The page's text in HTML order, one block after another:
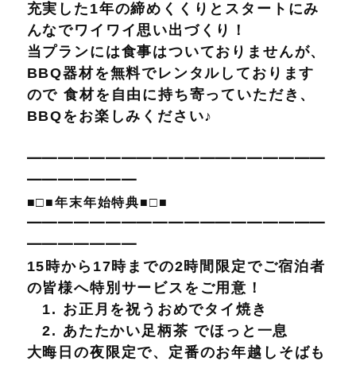
充実した1年の締めくくりとスタートにみ
んなでワイワイ思い出づくり！
当プランには食事はついておりませんが、
BBQ器材を無料でレンタルしております
ので 食材を自由に持ち寄っていただき、
BBQをお楽しみください♪
━━━━━━━━━━━━━━━━━━━
━━━━━━━
■□■年末年始特典■□■
━━━━━━━━━━━━━━━━━━━
━━━━━━━
15時から17時までの2時間限定でご宿泊者
の皆様へ特別サービスをご用意！
1. お正月を祝うおめでタイ焼き
2. あたたかい足柄茶 でほっと一息
大晦日の夜限定で、定番のお年越しそばも